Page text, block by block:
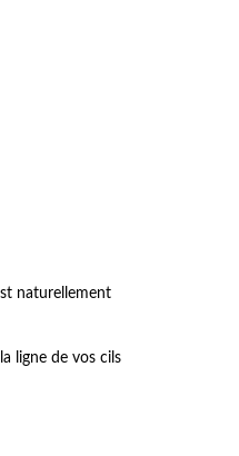
naturellement
ligne de vos cils